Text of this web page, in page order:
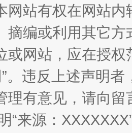
重塑工作
网站有权在网站
摘编或利用其它
或网站，应在授
。违反上述声明
理有意见，请向
“来源：